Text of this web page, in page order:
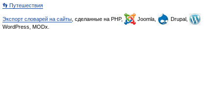
👣 Путешествия
Экспорт словарей на сайты , сделанные на PHP, Joomla,
Drupal,
WordPress, MODx.